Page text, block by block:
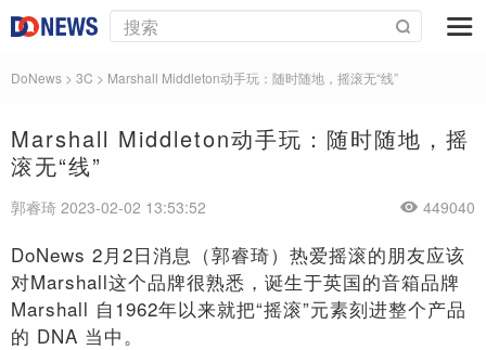
DoNews > 3C > Marshall Middleton动手玩：随时随地，摇滚无“线”
Marshall Middleton动手玩：随时随地，摇
滚无“线”
郭睿琦 2023-02-02 13:53:52 449040
DoNews 2月2日消息（郭睿琦）热爱摇滚的朋友应该
对Marshall这个品牌很熟悉，诞生于英国的音箱品牌
Marshall 自1962年以来就把“摇滚”元素刻进整个产品
的 DNA 当中。